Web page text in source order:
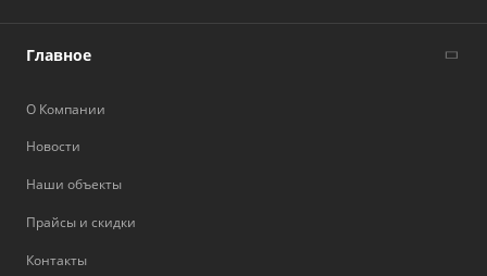
Главное
О Компании
Новости
Наши объекты
Прайсы и скидки
Контакты